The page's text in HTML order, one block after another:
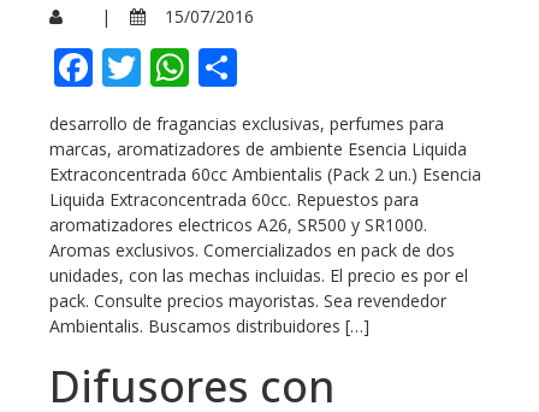
| 15/07/2016
Facebook
TwitterWhatsApp
desarrollo de fragancias exclusivas, perfumes para
marcas, aromatizadores de ambiente Esencia Liquida
Extraconcentrada 60cc Ambientalis (Pack 2 un.) Esencia
Liquida Extraconcentrada 60cc. Repuestos para
aromatizadores electricos A26, SR500 y SR1000.
Aromas exclusivos. Comercializados en pack de dos
unidades, con las mechas incluidas. El precio es por el
pack. Consulte precios mayoristas. Sea revendedor
Ambientalis. Buscamos distribuidores […]
Difusores con